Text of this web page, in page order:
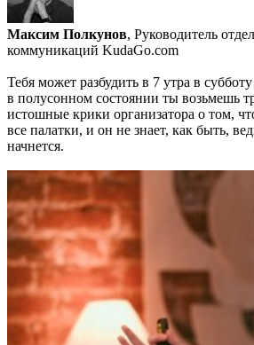
Максим Полкунов, Руководитель
коммуникаций KudaGo.com
Тебя может разбудить в 7 утра в
в полусонном состоянии ты возьмешь
истошные крики организатора о том,
все палатки, и он не знает, как быть,
начнется.